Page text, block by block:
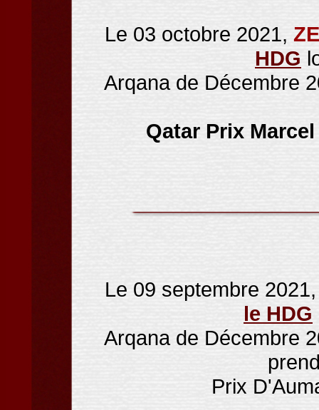
Le 03 octobre 2021,
HDG
Arqana de Décembre
Qatar Prix
Le 09 septembre
le HDG
Arqana de Décembre
Prix